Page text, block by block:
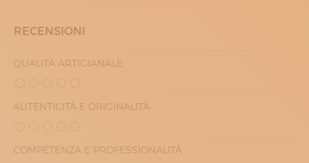
RECENSIONI
QUALITÀ ARTIGIANALE
AUTENTICITÀ E ORIGINALITÀ
COMPETENZA E PROFESSIONALITÀ